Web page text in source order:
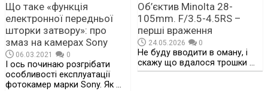
Що таке «функція
електронної передньої
шторки затвору»: про
змаз на камерах Sony
06.03.2021 0
І ось починаю розгрібати
особливості експлуатації
фотокамер марки Sony. Як …
Об’єктив Minolta 28-
105mm. F/3.5-4.5RS –
перші враження
24.05.2026 0
Не буду вводити в оману, і
скажу що вдалося трошки …